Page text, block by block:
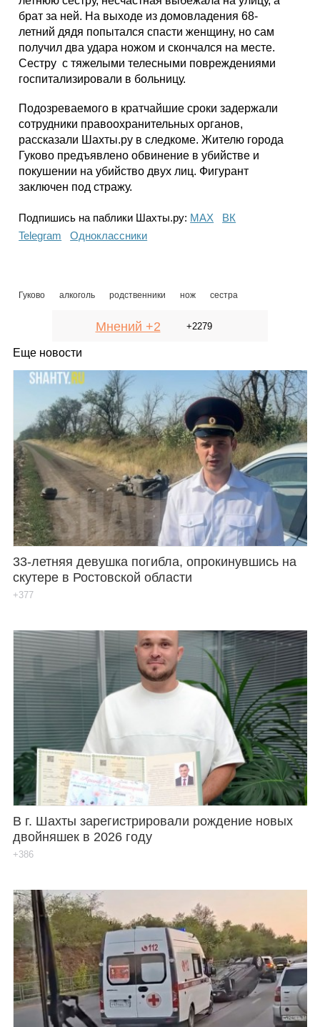
Фотогалерея
брат за ней. На выходе из домовладения 68-
летний дядя попытался спасти женщину, но сам
получил два удара ножом и скончался на месте.
Сестру с тяжелыми телесными повреждениями
госпитализировали в больницу.
Подозреваемого в кратчайшие сроки задержали
сотрудники правоохранительных органов,
рассказали Шахты.ру в следкоме. Жителю города
Гуково предъявлено обвинение в убийстве и
покушении на убийство двух лиц. Фигурант
заключен под стражу.
Подпишись на паблики Шахты.ру: МАХ
ВК
Telegram
Одноклассники
Гуково алкоголь родственники нож сестра
Мнений +2 +2279
Еще новости
33-летняя девушка погибла, опрокинувшись на
скутере в Ростовской области
+377
В г. Шахты зарегистрировали рождение новых
двойняшек в 2026 году
+386